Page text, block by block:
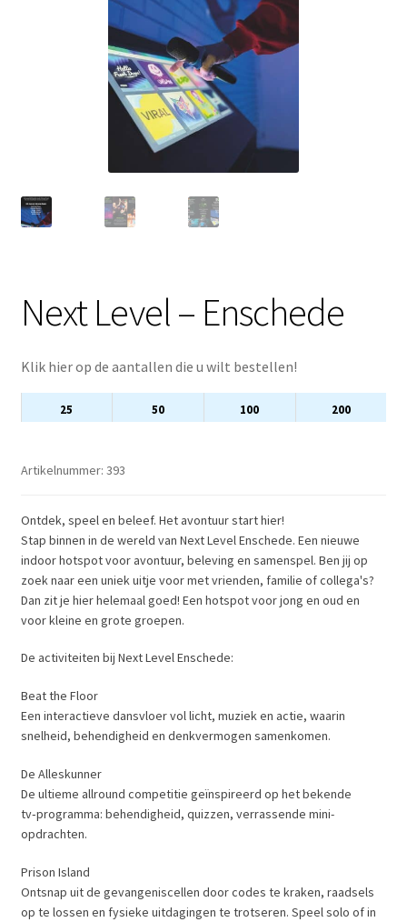
Next Level – Enschede
Klik hier op de aantallen die u wilt bestellen!
25 50 100 200
Artikelnummer: 393
Ontdek, speel en beleef. Het avontuur start hier!
Stap binnen in de wereld van Next Level Enschede. Een nieuwe
indoor hotspot voor avontuur, beleving en samenspel. Ben jij op
zoek naar een uniek uitje voor met vrienden, familie of collega's?
Dan zit je hier helemaal goed! Een hotspot voor jong en oud en
voor kleine en grote groepen.
De activiteiten bij Next Level Enschede:
Beat the Floor
Een interactieve dansvloer vol licht, muziek en actie, waarin
snelheid, behendigheid en denkvermogen samenkomen.
De Alleskunner
De ultieme allround competitie geïnspireerd op het bekende
tv‑programma: behendigheid, quizzen, verrassende mini-
opdrachten.
Prison Island
Ontsnap uit de gevangeniscellen door codes te kraken, raadsels
op te lossen en fysieke uitdagingen te trotseren. Speel solo of in